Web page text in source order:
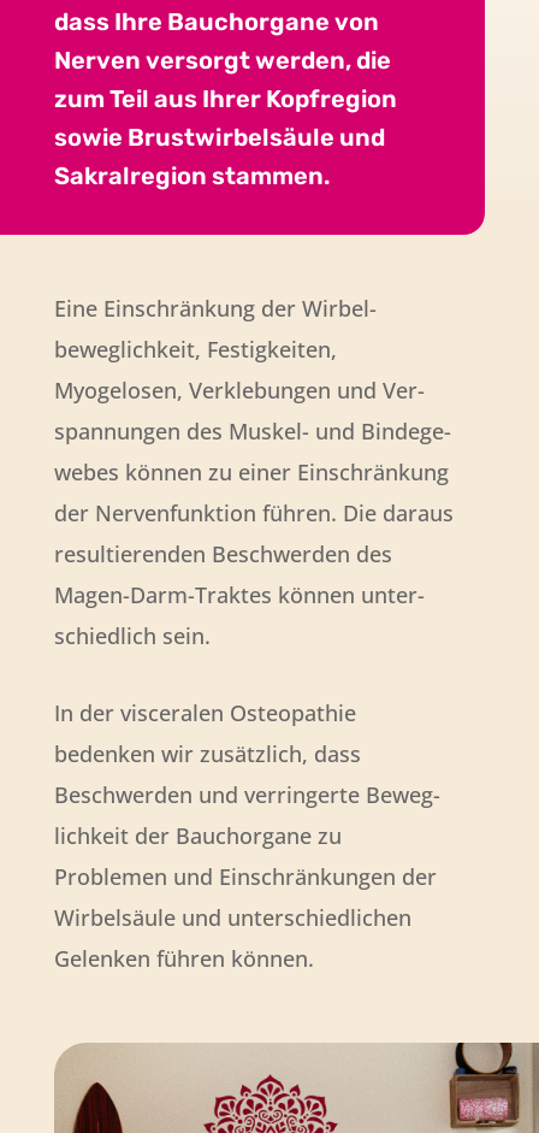
dass Ihre Bauch­organe von
Nerven versorgt werden, die
zum Teil aus Ihrer Kopf­region
sowie Brust­wirbel­säule und
Sakral­region stammen.
Eine Einschränkung der Wirbel­
beweglich­keit, Festig­keiten,
Myogelosen, Verkle­bungen und Ver­
span­nungen des Muskel- und Bindege­
webes können zu einer Ein­schrän­kung
der Nerven­funktion führen. Die daraus
resul­tierenden Beschwerden des
Magen-Darm-Traktes können unter­
schiedlich sein.
In der visceralen Osteopathie
bedenken wir zusätzlich, dass
Beschwerden und verringerte Beweg­
lich­keit der Bauch­organe zu
Problemen und Ein­schrän­kungen der
Wirbel­säule und unter­schied­lichen
Gelenken führen können.